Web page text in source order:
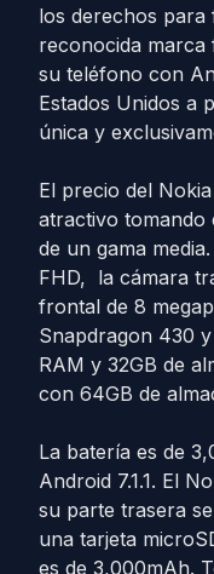
los derechos
reconocida marca
su teléfono con
Estados Unidos a
única y
El precio del
atractivo tomando
de un gama
FHD, la cámara
frontal de 8
Snapdragon 430
RAM y 32GB de
con 64GB de
La batería es de
Android 7.1.1. El
su parte trasera
una tarjeta
es de 3,000mAh.